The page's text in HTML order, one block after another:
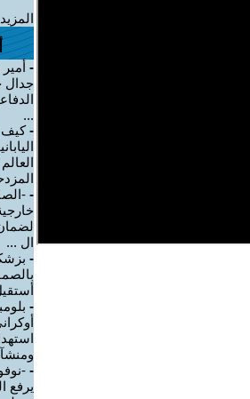
-
جدال
...
-كيف
-
-
ال ...
-
-
-
-
يرفع